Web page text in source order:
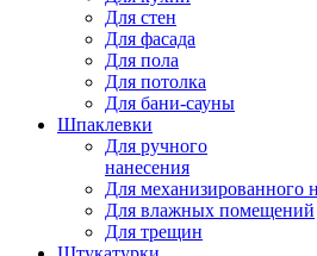
Для стен
Для фасада
Для пола
Для потолка
Для бани-сауны
Шпаклевки
Для ручного
нанесения
Для механизированного
Для влажных помещений
Для трещин